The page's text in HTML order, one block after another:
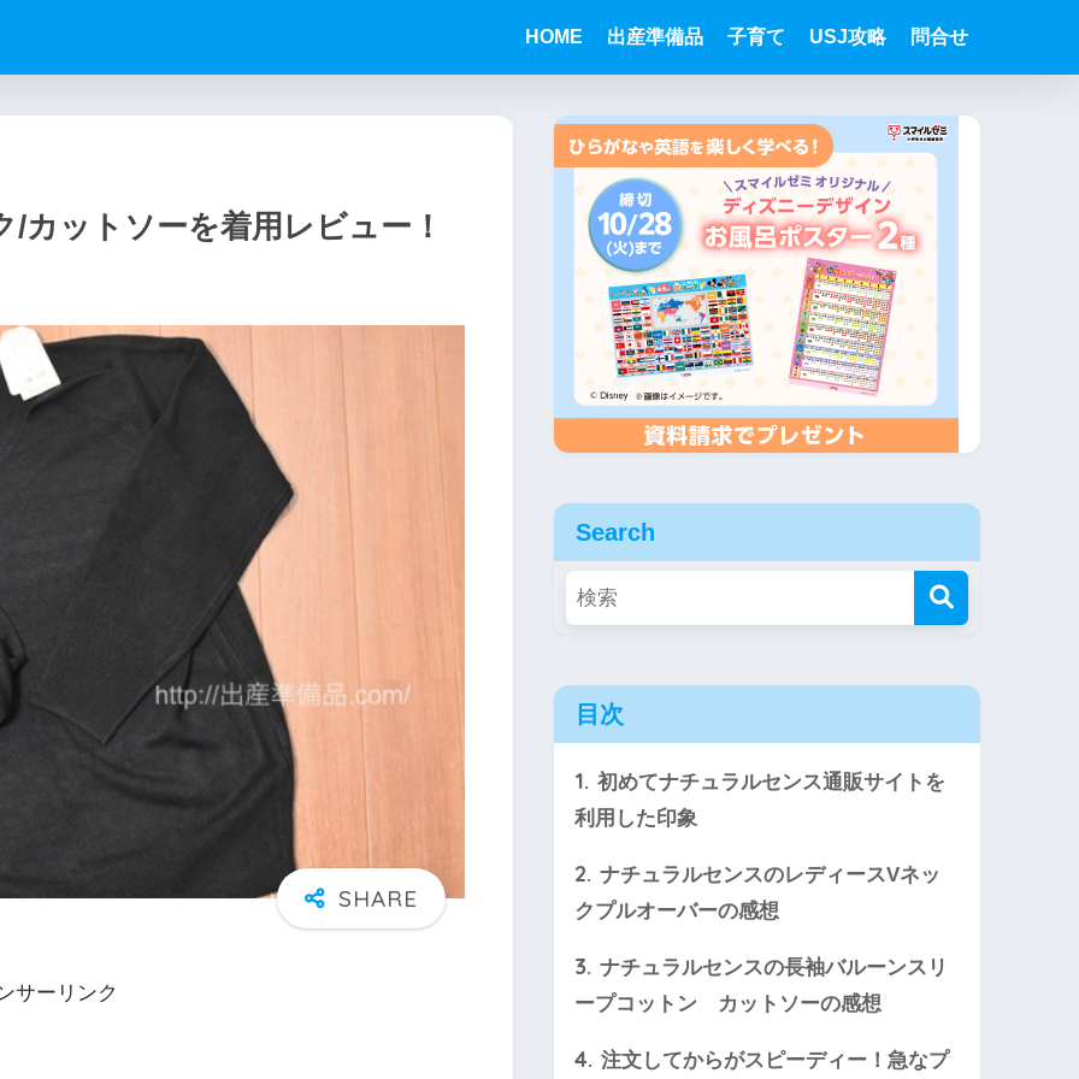
HOME 出産準備品 子育て USJ攻略 問合せ
カットソーを着用レビュー！
サーリンク
Search
目次
1. 初めてナチュラルセンス通販サイトを
利用した印象
2. ナチュラルセンスのレディースVネッ
クプルオーバーの感想
3. ナチュラルセンスの長袖バルーンスリ
ープコットン カットソーの感想
4. 注文してからがスピーディー！急なプ